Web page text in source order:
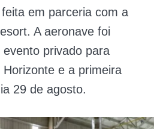
em parceria com a
A aeronave foi
privado para
e a primeira
29 de agosto.